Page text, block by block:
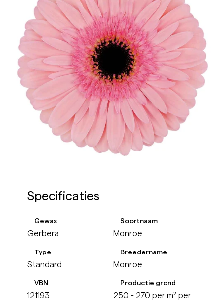
Specificaties
Gewas
Gerbera
Soortnaam
Monroe
Type
Standard
Breedername
Monroe
VBN
121193
Productie grond
250 - 270 per m² per